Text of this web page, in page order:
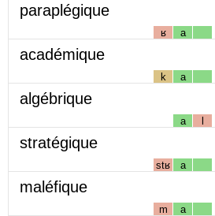
paraplégique
ʁ a
académique
k a
algébrique
a l
stratégique
stʁ a
maléfique
m a